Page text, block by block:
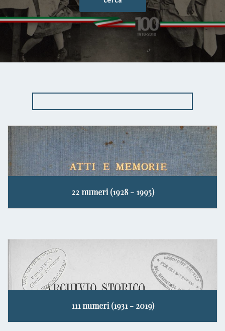
22 numeri (1928 - 1995)
111 numeri (1931 - 2019)